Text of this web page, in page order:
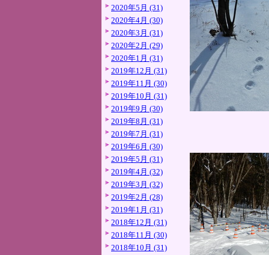
2020年5月 (31)
2020年4月 (30)
2020年3月 (31)
2020年2月 (29)
2020年1月 (31)
2019年12月 (31)
2019年11月 (30)
2019年10月 (31)
2019年9月 (30)
2019年8月 (31)
2019年7月 (31)
2019年6月 (30)
2019年5月 (31)
2019年4月 (32)
2019年3月 (32)
2019年2月 (28)
2019年1月 (31)
2018年12月 (31)
2018年11月 (30)
2018年10月 (31)